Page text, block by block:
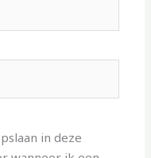
in deze